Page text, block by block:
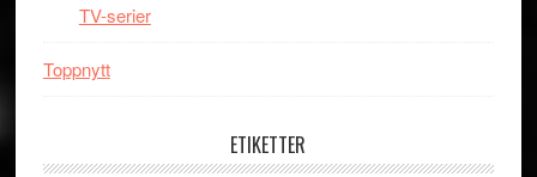
TV-serier
Toppnytt
ETIKETTER